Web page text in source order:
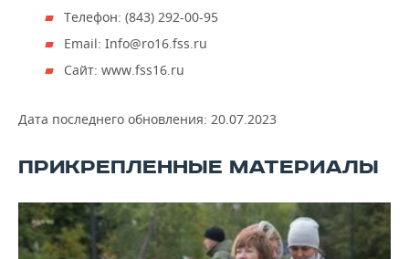
ONLINE-КОНФЕРЕНЦИИ
ОТКРЫТАЯ ЛЕКЦИЯ
ХОККЕЙ
БАСКЕТБОЛ
ВОДНЫЕ ВИДЫ СПОРТА
ВЛАСТЬ
ИНФРАСТРУКТУРА
ОБРАЗОВАНИЕ
СЮЖЕТЫ
СПРАВОЧНИК
Телефон: (843) 292-00-95
Email: Info@ro16.fss.ru
Сайт: www.fss16.ru
Дата последнего обновления: 20.07.2023
ПРИКРЕПЛЕННЫЕ МАТЕРИАЛЫ